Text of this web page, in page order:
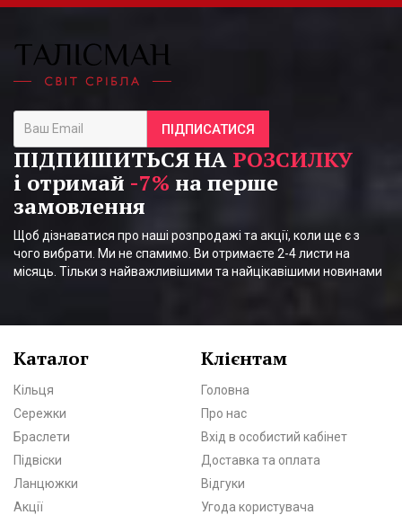
ПІДПИСАТИСЯ
ПІДПИШИТЬСЯ НА РОЗСИЛКУ
і отримай -7% на перше
замовлення
Щоб дізнаватися про наші розпродажі та акції, коли ще є з
чого вибрати. Ми не спамимо. Ви отримаєте 2-4 листи на
місяць. Тільки з найважливішими та найцікавішими новинами
Каталог
Кільця
Сережки
Браслети
Підвіски
Ланцюжки
Акції
Клієнтам
Головна
Про нас
Вхід в особистий кабінет
Доставка та оплата
Відгуки
Угода користувача